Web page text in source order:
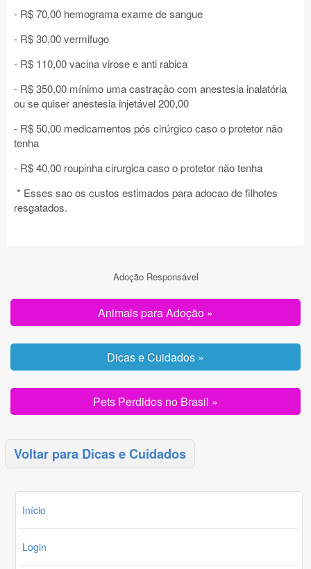
- R$ 70,00 hemograma exame de sangue
- R$ 30,00 vermifugo
- R$ 110,00 vacina virose e anti rabica
- R$ 350,00 mínimo uma castração com anestesia inalatória
ou se quiser anestesia injetável 200,00
- R$ 50,00 medicamentos pós cirúrgico caso o protetor não
tenha
- R$ 40,00 roupinha cirurgica caso o protetor não tenha
* Esses sao os custos estimados para adocao de filhotes
resgatados.
Adoção Responsável
Animais para Adoção »
Dicas e Cuidados »
Pets Perdidos no Brasil »
Voltar para Dicas e Cuidados
Início
Login